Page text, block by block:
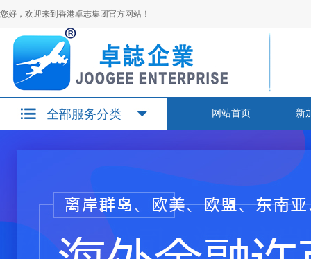
您好，欢迎来到香港卓志集团官方网站！
全部服务分类 网站首页 新